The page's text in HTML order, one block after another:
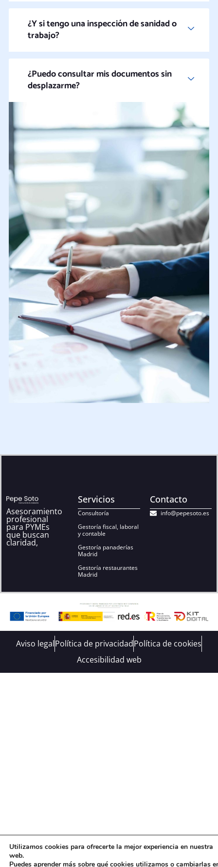
¿Y si tengo una inspección de sanidad o
trabajo?
¿Puedo consultar mis documentos sin
desplazarme?
Asesoramiento
profesional
para PYMEs
que buscan
claridad,
Servicios
Consultoría
Gestoría fiscal, laboral
y contable
Gestoría panaderías
Madrid
Gestoría restaurantes
Madrid
Contacto
info@pepesoto.es
Aviso legalPolítica de privacidadPolítica de cookies
Accesibilidad web
Utilizamos cookies para ofrecerte la mejor experiencia en nuestra
web.
Puedes aprender más sobre qué cookies utilizamos o cambiarlas